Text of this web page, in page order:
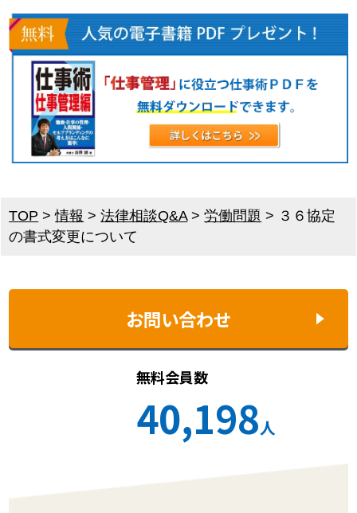
TOP >情報 >法律相談Q&A>労働問題 > ３６協定
の書式変更について
お問い合わせ
無料会員数
40,198人